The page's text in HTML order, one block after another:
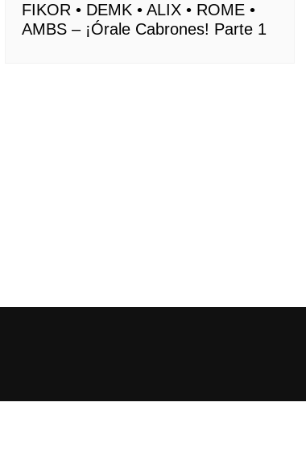
FIKOR • DEMK • ALIX • ROME •
AMBS – ¡Órale Cabrones! Parte 1